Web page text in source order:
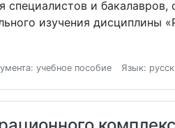
специалистов и
изучения
учебное пособие Язык: